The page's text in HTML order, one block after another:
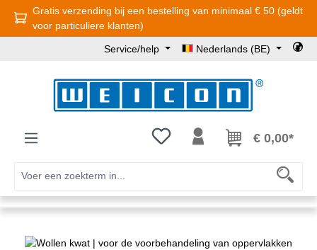
Ga naar de hoofdinhoud
Gratis verzending bij een bestelling van minimaal € 50 (geldt
voor particuliere klanten)
Service/help Nederlands (BE)
Je hebt 0 items op je€ 0,00*
Afbeeldingengalerij overslaan